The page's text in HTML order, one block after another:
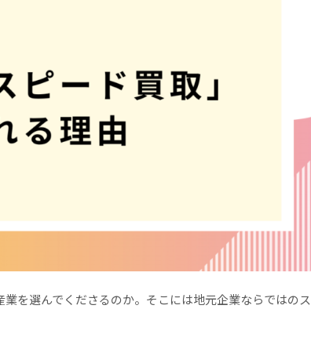
を選んでくださるのか。そこには地元企業ならではのス